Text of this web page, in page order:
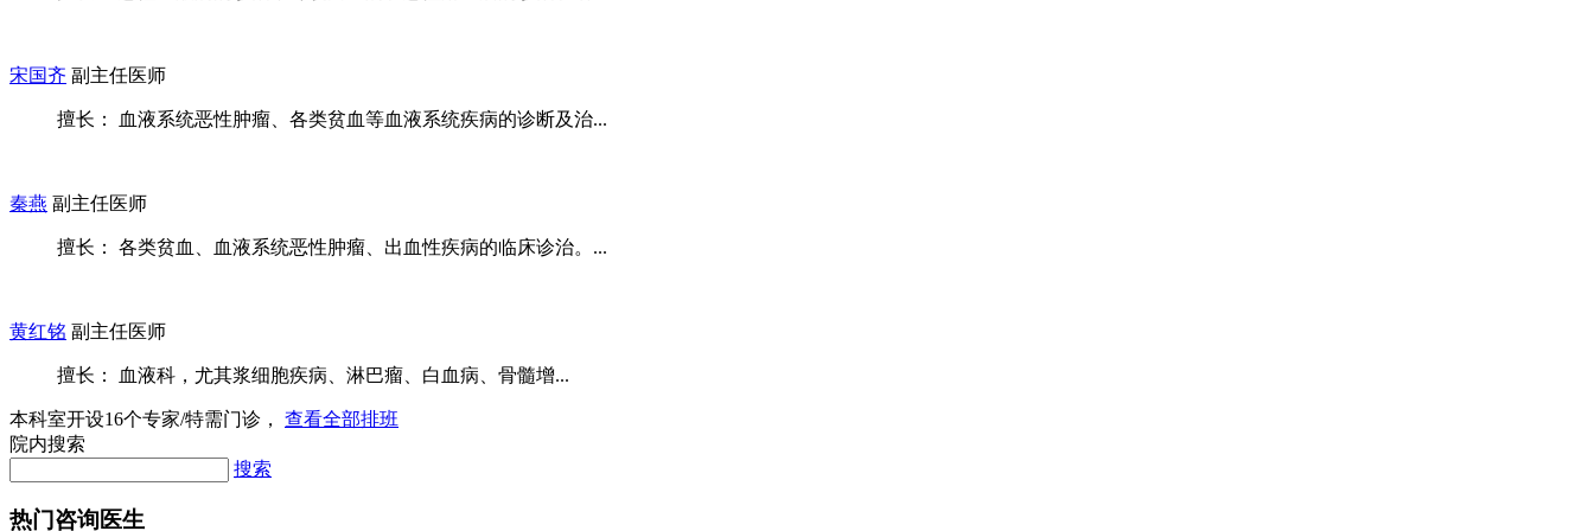
宋国齐 副主任医师
擅长： 血液系统恶性肿瘤、各类贫血等血液系统疾病的诊断及治...
秦燕 副主任医师
擅长： 各类贫血、血液系统恶性肿瘤、出血性疾病的临床诊治。...
黄红铭 副主任医师
擅长： 血液科，尤其浆细胞疾病、淋巴瘤、白血病、骨髓增...
本科室开设16个专家/特需门诊， 查看全部排班
院内搜索
搜索
热门咨询医生